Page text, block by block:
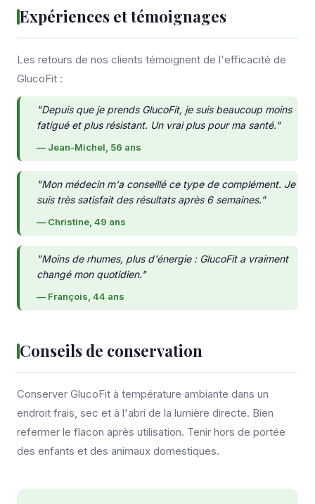
Expériences et témoignages
Les retours de nos clients témoignent de l'efficacité de
GlucoFit :
"Depuis que je prends GlucoFit, je suis beaucoup moins
fatigué et plus résistant. Un vrai plus pour ma santé."
— Jean-Michel, 56 ans
"Mon médecin m'a conseillé ce type de complément. Je
suis très satisfait des résultats après 6 semaines."
— Christine, 49 ans
"Moins de rhumes, plus d'énergie : GlucoFit a vraiment
changé mon quotidien."
— François, 44 ans
Conseils de conservation
Conserver GlucoFit à température ambiante dans un
endroit frais, sec et à l'abri de la lumière directe. Bien
refermer le flacon après utilisation. Tenir hors de portée
des enfants et des animaux domestiques.